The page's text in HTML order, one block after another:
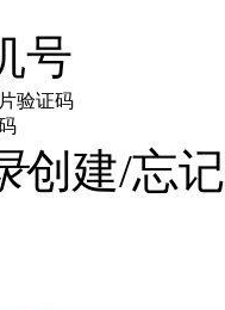
号
验证码
创建/忘